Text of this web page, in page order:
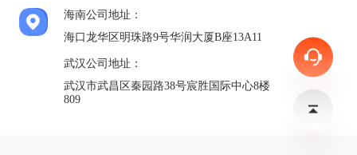
海南公司地址：
海口龙华区明珠路9号华润大厦B座13A11
武汉公司地址：
武汉市武昌区秦园路38号宸胜国际中心8楼
809